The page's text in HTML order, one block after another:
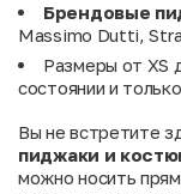
Брендовые
Massimo Dutti,
Размеры от XS
состоянии и
Вы не встретите
пиджаки и
можно носить